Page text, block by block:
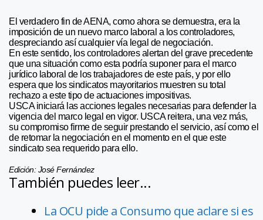
El verdadero fin de AENA, como ahora se demuestra, era la
imposición de un nuevo marco laboral a los controladores,
despreciando así cualquier vía legal de negociación.
En este sentido, los controladores alertan del grave precedente
que una situación como esta podría suponer para el marco
jurídico laboral de los trabajadores de este país, y por ello
espera que los sindicatos mayoritarios muestren su total
rechazo a este tipo de actuaciones impositivas.
USCA iniciará las acciones legales necesarias para defender la
vigencia del marco legal en vigor. USCA reitera, una vez más,
su compromiso firme de seguir prestando el servicio, así como el
de retomar la negociación en el momento en el que este
sindicato sea requerido para ello.
Edición: José Fernández
También puedes leer...
La OCU pide a Consumo que aclare si es